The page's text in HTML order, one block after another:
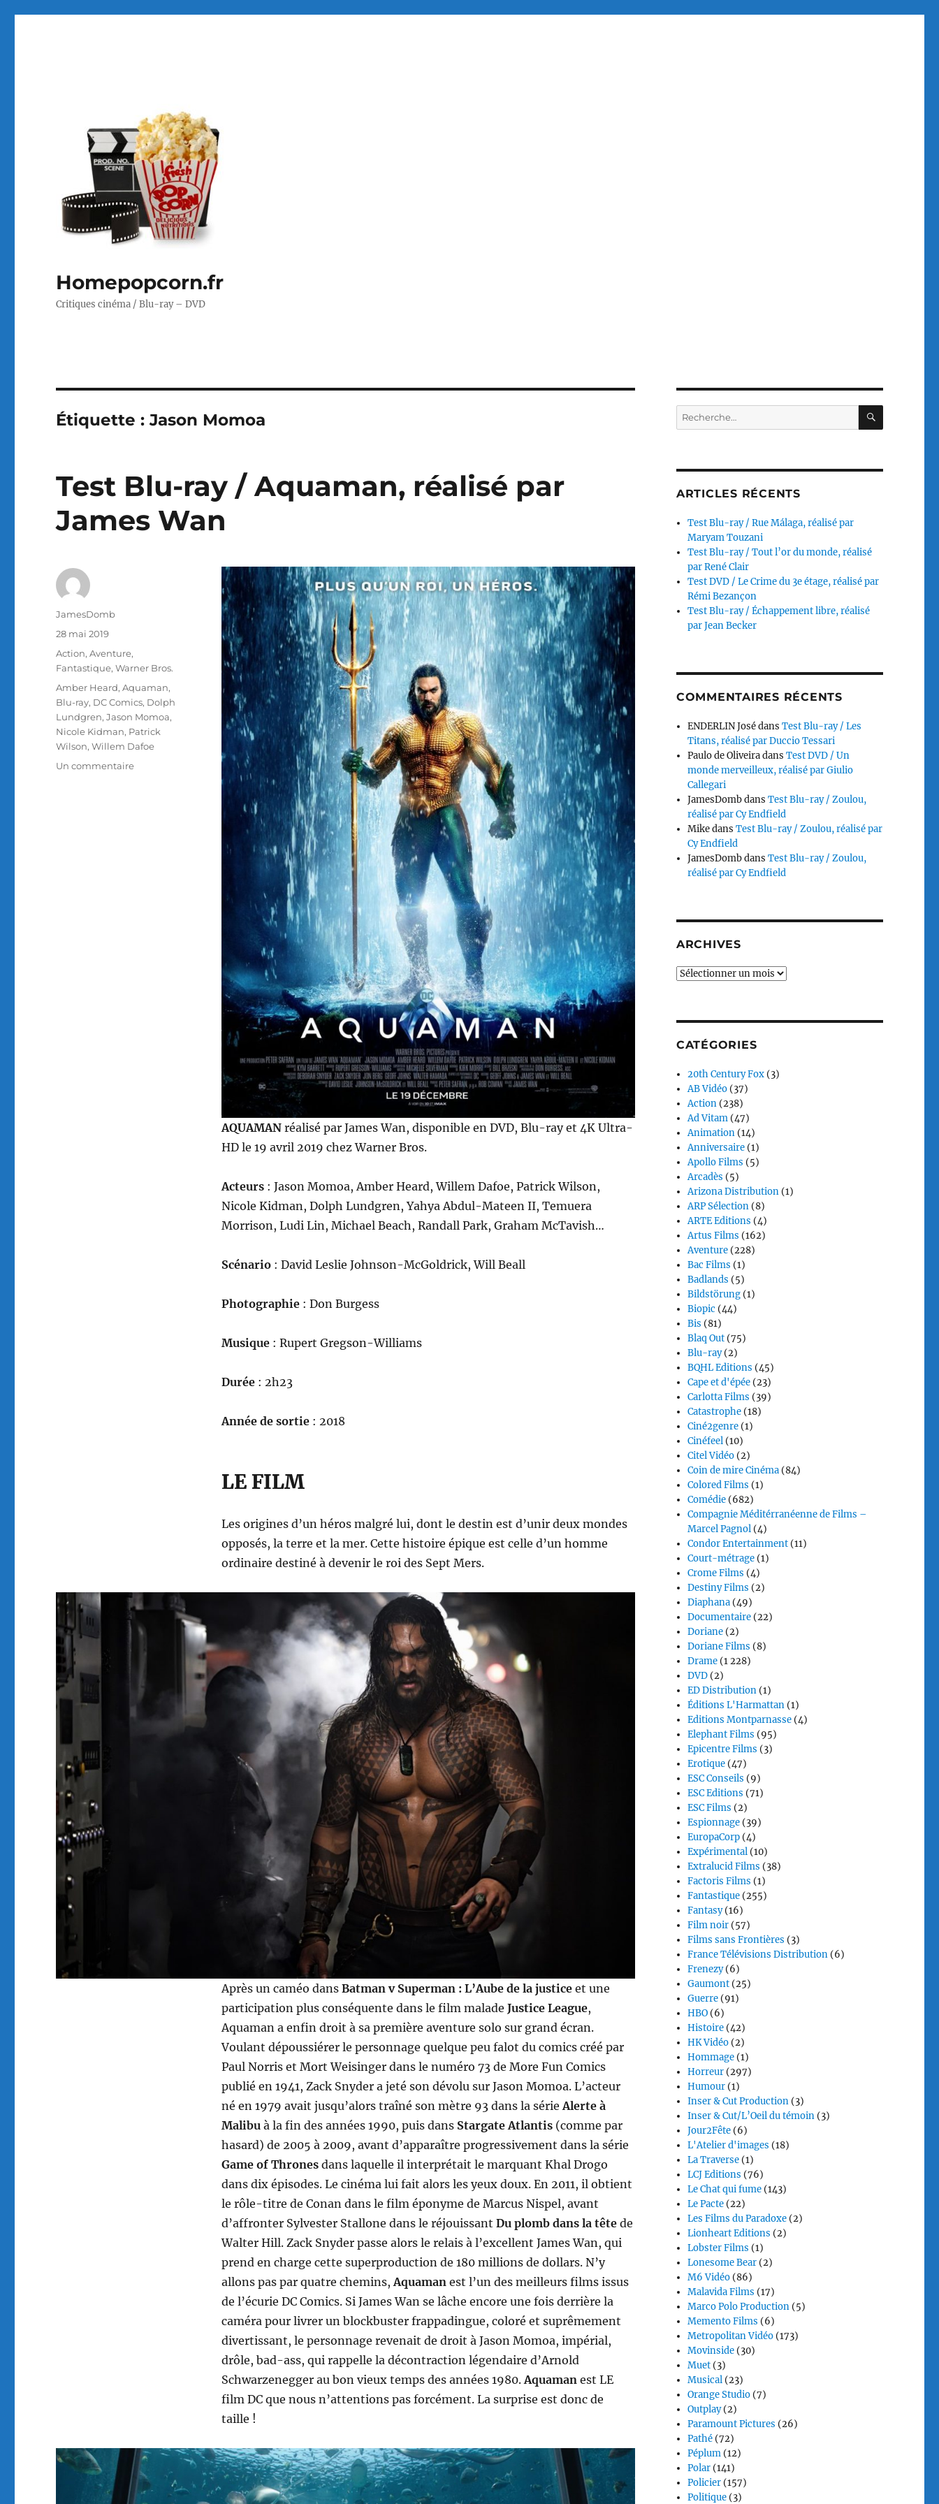
Homepopcorn.fr
Critiques cinéma / Blu-ray – DVD
Étiquette :Jason Momoa
Test Blu-ray / Aquaman, réalisé par
James Wan
AQUAMAN réalisé par James Wan, disponible en DVD, Blu-ray et 4K Ultra-
HD le 19 avril 2019 chez Warner Bros.
Acteurs: Jason Momoa, Amber Heard, Willem Dafoe, Patrick Wilson,
Nicole Kidman, Dolph Lundgren, Yahya Abdul-Mateen II, Temuera
Morrison, Ludi Lin, Michael Beach, Randall Park, Graham McTavish…
Scénario: David Leslie Johnson-McGoldrick, Will Beall
Photographie: Don Burgess
Musique: Rupert Gregson-Williams
Durée: 2h23
Année de sortie : 2018
LE FILM
Les origines d’un héros malgré lui, dont le destin est d’unir deux mondes
opposés, la terre et la mer. Cette histoire épique est celle d’un homme
ordinaire destiné à devenir le roi des Sept Mers.
Après un caméo dans Batman v Superman : L’Aube de la justiceet une
participation plus conséquente dans le film malade Justice League,
Aquaman a enfin droit à sa première aventure solo sur grand écran.
Voulant dépoussiérer le personnage quelque peu falot du comics créé par
Paul Norris et Mort Weisinger dans le numéro 73 de More Fun Comics
publié en 1941, Zack Snyder a jeté son dévolu sur Jason Momoa. L’acteur
né en 1979 avait jusqu’alors traîné son mètre 93 dans la série Alerte à
Malibu à la fin des années 1990, puis dans Stargate Atlantis(comme par
hasard) de 2005 à 2009, avant d’apparaître progressivement dans la série
Game of Thronesdans laquelle il interprétait le marquant Khal Drogo
dans dix épisodes. Le cinéma lui fait alors les yeux doux. En 2011, il obtient
le rôle-titre de Conan dans le film éponyme de Marcus Nispel, avant
d’affronter Sylvester Stallone dans le réjouissant Du plomb dans la têtede
Walter Hill. Zack Snyder passe alors le relais à l’excellent James Wan, qui
prend en charge cette superproduction de 180 millions de dollars. N’y
allons pas par quatre chemins, Aquaman est l’un des meilleurs films issus
de l’écurie DC Comics. Si James Wan se lâche encore une fois derrière la
caméra pour livrer un blockbuster frappadingue, coloré et suprêmement
divertissant, le personnage revenait de droit à Jason Momoa, impérial,
drôle, bad-ass, qui rappelle la décontraction légendaire d’Arnold
Schwarzenegger au bon vieux temps des années 1980. Aquaman est LE
film DC que nous n’attentions pas forcément. La surprise est donc de
taille !
Auteur
JamesDomb
Publié
28 mai 2019
Catégories
Action,Aventure,
Fantastique,Warner Bros.
Étiquettes
Amber Heard,Aquaman,
Blu-ray, DC Comics, Dolph
Lundgren,Jason Momoa,
Nicole Kidman, Patrick
Wilson,Willem Dafoe
Un commentairesur
Recherche
pour :
ARTICLES RÉCENTS
Test Blu-ray / Rue Málaga, réalisé par
Maryam Touzani
Test Blu-ray / Tout l’or du monde, réalisé
par René Clair
Test DVD / Le Crime du 3e étage, réalisé par
Rémi Bezançon
Test Blu-ray / Échappement libre, réalisé
par Jean Becker
COMMENTAIRES RÉCENTS
ENDERLIN JosédansTest Blu-ray / Les
Titans, réalisé par Duccio Tessari
Paulo de OliveiradansTest DVD / Un
monde merveilleux, réalisé par Giulio
Callegari
JamesDombdansTest Blu-ray / Zoulou,
réalisé par Cy Endfield
MikedansTest Blu-ray / Zoulou, réalisé par
Cy Endfield
JamesDombdansTest Blu-ray / Zoulou,
réalisé par Cy Endfield
ARCHIVES
Archives
CATÉGORIES
20th Century Fox (3)
AB Vidéo (37)
Action (238)
Ad Vitam (47)
Animation (14)
Anniversaire (1)
Apollo Films (5)
Arcadès (5)
Arizona Distribution (1)
ARP Sélection (8)
ARTE Editions (4)
Artus Films (162)
Aventure (228)
Bac Films (1)
Badlands (5)
Bildstörung (1)
Biopic (44)
Bis (81)
Blaq Out (75)
Blu-ray(2)
BQHL Editions (45)
Cape et d'épée (23)
Carlotta Films (39)
Catastrophe (18)
Ciné2genre (1)
Cinéfeel (10)
Citel Vidéo (2)
Coin de mire Cinéma (84)
Colored Films (1)
Comédie (682)
Compagnie Méditérranéenne de Films –
Marcel Pagnol (4)
Condor Entertainment (11)
Court-métrage (1)
Crome Films (4)
Destiny Films (2)
Diaphana (49)
Documentaire (22)
Doriane (2)
Doriane Films (8)
Drame (1 228)
DVD (2)
ED Distribution (1)
Éditions L'Harmattan (1)
Editions Montparnasse (4)
Elephant Films (95)
Epicentre Films (3)
Erotique (47)
ESC Conseils (9)
ESC Editions (71)
ESC Films (2)
Espionnage (39)
EuropaCorp (4)
Expérimental (10)
Extralucid Films (38)
Factoris Films (1)
Fantastique (255)
Fantasy(16)
Film noir (57)
Films sans Frontières (3)
France Télévisions Distribution (6)
Frenezy(6)
Gaumont (25)
Guerre (91)
HBO (6)
Histoire (42)
HK Vidéo (2)
Hommage (1)
Horreur (297)
Humour (1)
Inser & Cut Production (3)
Inser & Cut/L’Oeil du témoin (3)
Jour2Fête (6)
L'Atelier d'images (18)
La Traverse (1)
LCJ Editions (76)
Le Chat qui fume (143)
Le Pacte (22)
Les Films du Paradoxe (2)
Lionheart Editions (2)
Lobster Films (1)
Lonesome Bear (2)
M6 Vidéo (86)
Malavida Films (17)
Marco Polo Production (5)
Memento Films (6)
Metropolitan Vidéo (173)
Movinside (30)
Muet (3)
Musical (23)
Orange Studio (7)
Outplay(2)
Paramount Pictures (26)
Pathé (72)
Péplum (12)
Polar (141)
Policier (157)
Politique (3)